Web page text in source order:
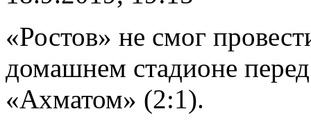
«Ростов» не смог
домашнем стадионе
«Ахматом» (2:1).